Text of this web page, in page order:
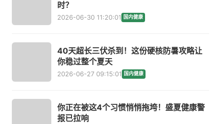
时？
2026-06-30 11:20:01 国内健康
40天超长三伏杀到！这份硬核防暑攻略让
你稳过整个夏天
2026-06-27 09:15:01 国内健康
你正在被这4个习惯悄悄拖垮！盛夏健康警
报已拉响